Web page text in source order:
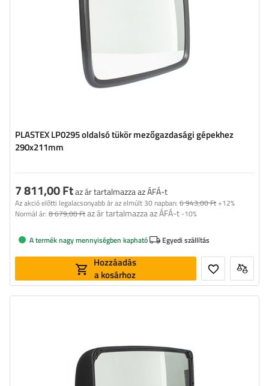
PLASTEX LP0295 oldalsó tükör mezőgazdasági gépekhez
290x211mm
7 811,00 Ftaz ár tartalmazza az ÁFÁ-t
Az akció előtti legalacsonyabb ár az elmúlt 30 napban: 6 943,00 Ft +12%
Normál ár: 8 679,00 Ftaz ár tartalmazza az ÁFÁ-t -10%
A termék nagy mennyiségben kapható Egyedi szállítás
Hozzáadás
a kosárhoz